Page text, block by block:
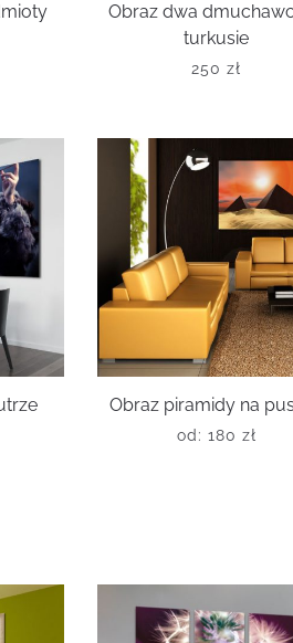
Obraz dwa
turkusie
250zł
Obraz piramidy na
od: 180 zł